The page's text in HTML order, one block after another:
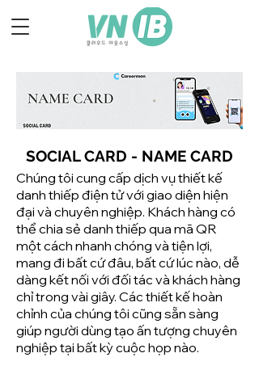
SOCIAL CARD - NAME CARD
Chúng tôi cung cấp dịch vụ thiết kế
danh thiếp điện tử với giao diện hiện
đại và chuyên nghiệp. Khách hàng có
thể chia sẻ danh thiếp qua mã QR
một cách nhanh chóng và tiện lợi,
mang đi bất cứ đâu, bất cứ lúc nào, dễ
dàng kết nối với đối tác và khách hàng
chỉ trong vài giây. Các thiết kế hoàn
chỉnh của chúng tôi cũng sẵn sàng
giúp người dùng tạo ấn tượng chuyên
nghiệp tại bất kỳ cuộc họp nào.